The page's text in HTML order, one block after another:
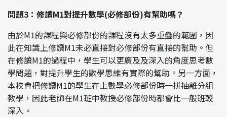
問題3：修讀M1對提升數學(必修部份)有幫助嗎？
由於M1的課程與必修部份的課程沒有太多重疊的範圍，因
此在知識上修讀M1未必直接對必修部份有直接的幫助。但
在修讀M1的過程中，學生可以更廣及及深入的角度思考數
學問題，對提升學生的數學思維有實際的幫助。另一方面，
本校會把修讀M1的學生在上數學必修部份時一拼抽離分組
教學，因此老師在M1班中教授必修部份時都會比一般班較
深入。